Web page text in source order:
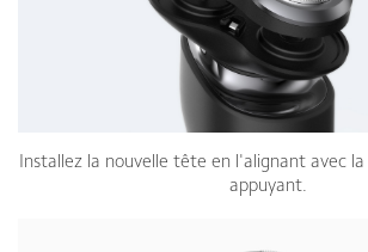
Installez la nouvelle tête en l'alignant avec
appuyant.